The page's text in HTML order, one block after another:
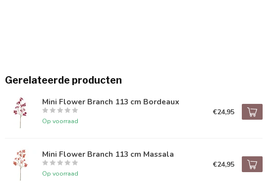
Gerelateerde producten
Mini Flower Branch 113 cm Bordeaux
Op voorraad
€24,95
Mini Flower Branch 113 cm Massala
Op voorraad
€24,95